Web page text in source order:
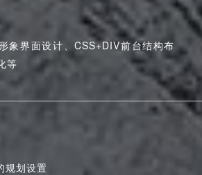
象界面设计、CSS+DIV前台结构布
等
规划设置